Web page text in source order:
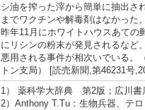
シ油を搾った滓から簡単に抽出さ
までワクチンや解毒剤はなかった
昨年11月にホワイトハウスあての
にリシンの粉末が発見されるなど
悪用される事件が相次いでいる。
トン支局） [読売新聞,第46231号
1） 薬科学大辞典 第2版；広川書
2）Anthony T.Tu：生物兵器、テ